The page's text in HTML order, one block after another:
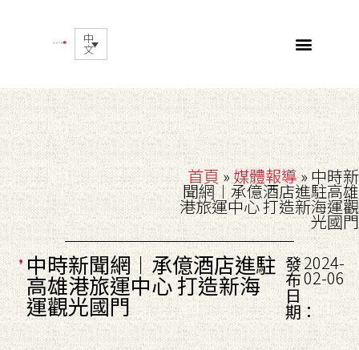
中
文
首頁»媒體報導»中時新
聞網︱承億酒店進駐高雄
港旅運中心 打造新海運觀
光國門
中時新聞網︱承億酒店進駐
高雄港旅運中心 打造新海
運觀光國門
發
布
日
期：
2024-
02-06